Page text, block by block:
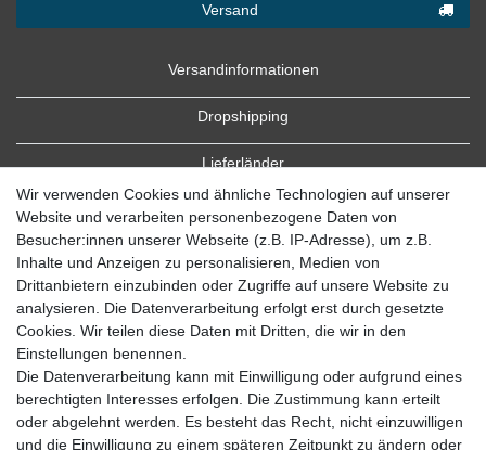
Versand
Versandinformationen
Dropshipping
Lieferländer
Zahlung
Zahlungsbedingungen
Wir verwenden Cookies und ähnliche Technologien auf unserer
Website und verarbeiten personenbezogene Daten von
Besucher:innen unserer Webseite (z.B. IP-Adresse), um z.B.
Inhalte und Anzeigen zu personalisieren, Medien von
Drittanbietern einzubinden oder Zugriffe auf unsere Website zu
analysieren. Die Datenverarbeitung erfolgt erst durch gesetzte
Cookies. Wir teilen diese Daten mit Dritten, die wir in den
Einstellungen benennen.
Die Datenverarbeitung kann mit Einwilligung oder aufgrund eines
berechtigten Interesses erfolgen. Die Zustimmung kann erteilt
oder abgelehnt werden. Es besteht das Recht, nicht einzuwilligen
und die Einwilligung zu einem späteren Zeitpunkt zu ändern oder